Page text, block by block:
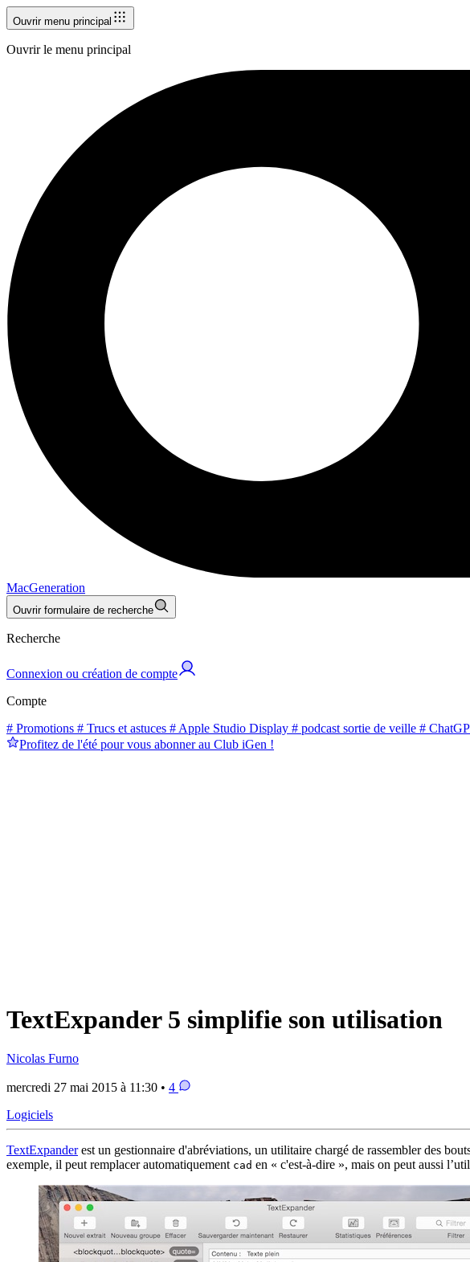
Ouvrir menu principal
Ouvrir le menu principal
MacGeneration
Ouvrir formulaire de recherche
Recherche
Connexion ou création de compte
Compte
# Promotions # Trucs et astuces # Apple Studio Display # podcast sortie de veille #
Profitez de l'été pour vous abonner au Club iGen !
TextExpander 5 simplifie son utilisation
Nicolas Furno
mercredi 27 mai 2015 à 11:30 • 4
Logiciels
TextExpanderest un gestionnaire d'abréviations, un utilitaire chargé de rassembler des
exemple, il peut remplacer automatiquement cad en « c'est-à-dire », mais on peut aussi